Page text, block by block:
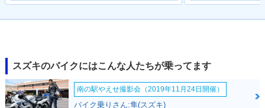
スズキのバイクにはこんな人たちが乗ってます
南の駅やえせ撮影会（2019年11月24日開催）
バイク乗りさん:隼(スズキ)